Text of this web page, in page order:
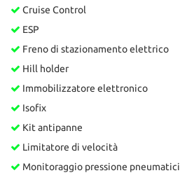
Cruise Control
ESP
Freno di stazionamento elettrico
Hill holder
Immobilizzatore elettronico
Isofix
Kit antipanne
Limitatore di velocità
Monitoraggio pressione pneumatici